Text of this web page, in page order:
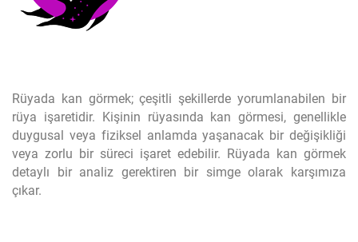
Rüyada kan görmek; çeşitli şekillerde yorumlanabilen bir
rüya işaretidir. Kişinin rüyasında kan görmesi, genellikle
duygusal veya fiziksel anlamda yaşanacak bir değişikliği
veya zorlu bir süreci işaret edebilir. Rüyada kan görmek
detaylı bir analiz gerektiren bir simge olarak karşımıza
çıkar.